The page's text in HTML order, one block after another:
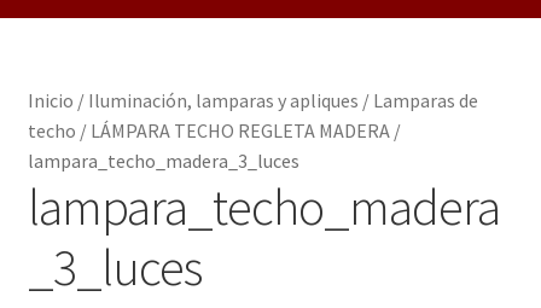
Regalo personalizado, estuches copas grabadas, regalo
Accesorios de baños rústicos y modernos
Porcelana blanca
Porcelana blanca Profesional y Hostelería
Inicio / Iluminación, lamparas y apliques / Lamparas de
techo / LÁMPARA TECHO REGLETA MADERA/
lampara_techo_madera_3_luces
lampara_techo_madera
_3_luces